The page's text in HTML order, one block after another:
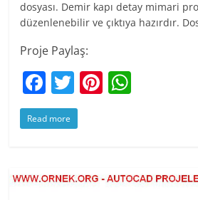
dosyası. Demir kapı detay mimari
düzenlenebilir ve çıktıya hazırdır.
Proje Paylaş:
F
a
c
b
T
w
itt
Pi
st A
Read more